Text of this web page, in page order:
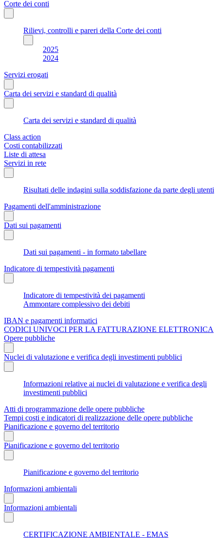
Corte dei conti
Rilievi, controlli e pareri della Corte dei conti
2025
2024
Servizi erogati
Carta dei servizi e standard di qualità
Carta dei servizi e standard di qualità
Class action
Costi contabilizzati
Liste di attesa
Servizi in rete
Risultati delle indagini sulla soddisfazione da parte degli utenti
Pagamenti dell'amministrazione
Dati sui pagamenti
Dati sui pagamenti - in formato tabellare
Indicatore di tempestività pagamenti
Indicatore di tempestività dei pagamenti
Ammontare complessivo dei debiti
IBAN e pagamenti informatici
CODICI UNIVOCI PER LA FATTURAZIONE ELETTRONICA
Opere pubbliche
Nuclei di valutazione e verifica degli investimenti pubblici
Informazioni relative ai nuclei di valutazione e verifica degli
investimenti pubblici
Atti di programmazione delle opere pubbliche
Tempi costi e indicatori di realizzazione delle opere pubbliche
Pianificazione e governo del territorio
Pianificazione e governo del territorio
Pianificazione e governo del territorio
Informazioni ambientali
Informazioni ambientali
CERTIFICAZIONE AMBIENTALE - EMAS